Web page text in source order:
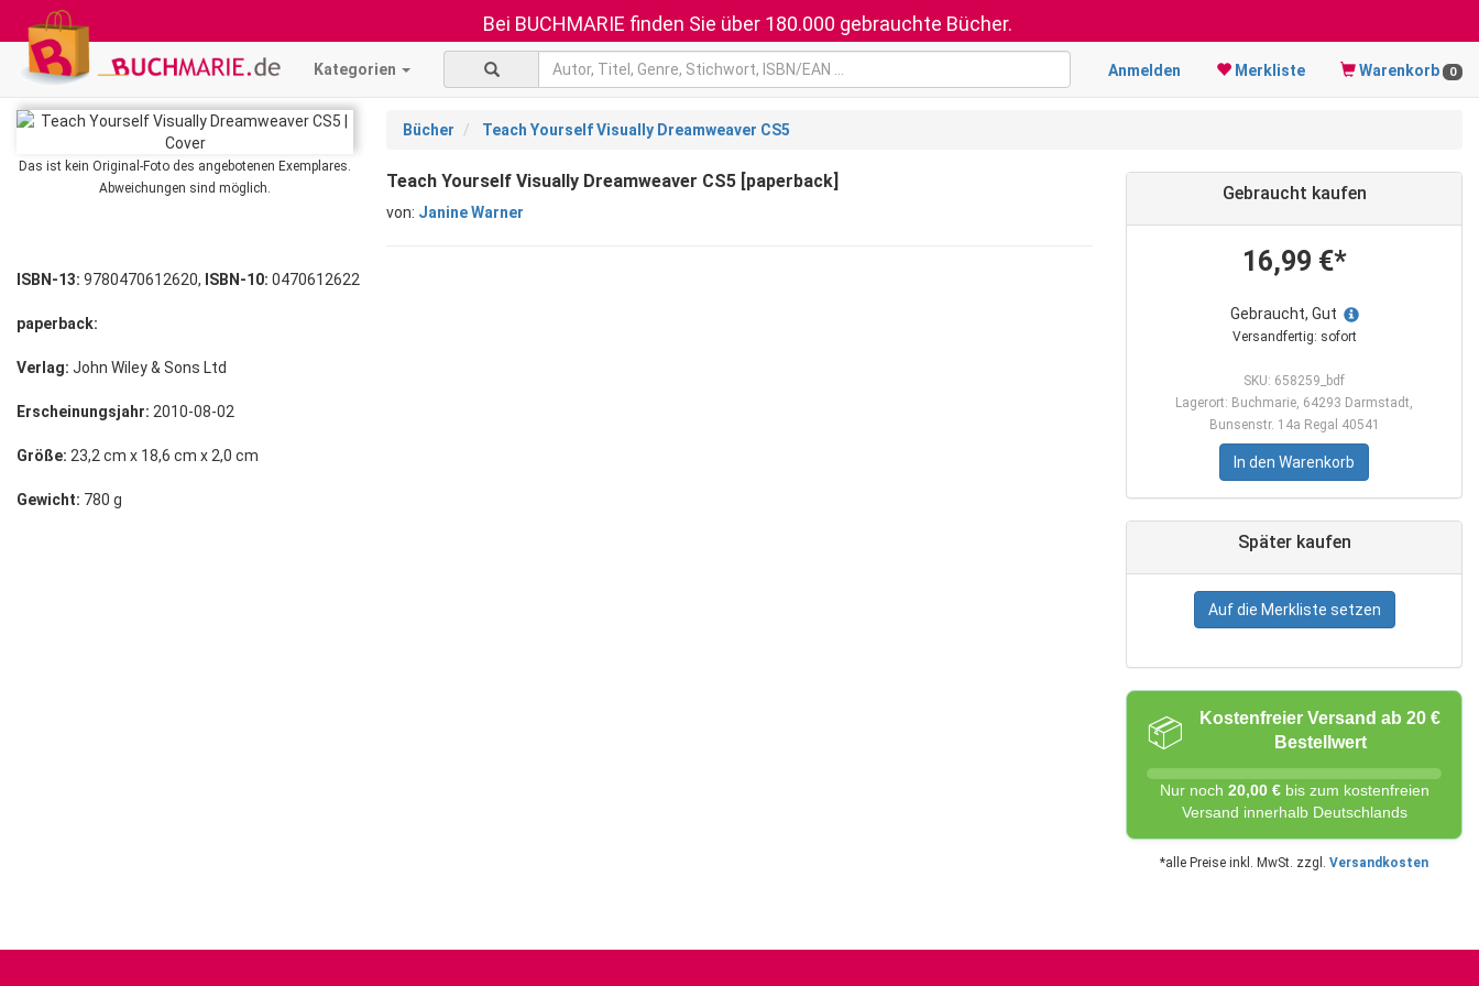
Bei BUCHMARIE finden Sie über 180.000 gebrauchte Bücher.
Kategorien Anmelden Merkliste Warenkorb 0
Das ist kein Original-Foto des angebotenen Exemplares.
Abweichungen sind möglich.
Bücher Teach Yourself Visually Dreamweaver CS5
Teach Yourself Visually Dreamweaver CS5 [paperback]
von: Janine Warner
Gebraucht kaufen
16,99 €*
Gebraucht, Gut
Versandfertig: sofort
SKU: 658259_bdf
Lagerort: Buchmarie, 64293 Darmstadt,
Bunsenstr. 14a Regal 40541
In den Warenkorb
Später kaufen
Auf die Merkliste setzen
📦
Kostenfreier Versand ab 20 €
Bestellwert
Nur noch 20,00 €bis zum kostenfreien
Versand innerhalb Deutschlands
*alle Preise inkl. MwSt. zzgl. Versandkosten
ISBN-13: 9780470612620, ISBN-10: 0470612622
paperback:
Verlag: John Wiley & Sons Ltd
Erscheinungsjahr: 2010-08-02
Größe: 23,2 cm x 18,6 cm x 2,0 cm
Gewicht: 780 g